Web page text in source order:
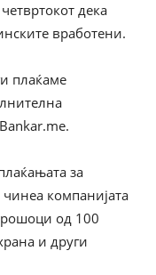
дека
вработени.
плаќаме
за
чинеа компанијата
од 100
и други